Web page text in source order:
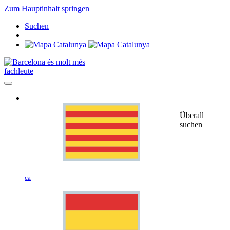
Zum Hauptinhalt springen
Suchen
fachleute
ca
Überall
suchen